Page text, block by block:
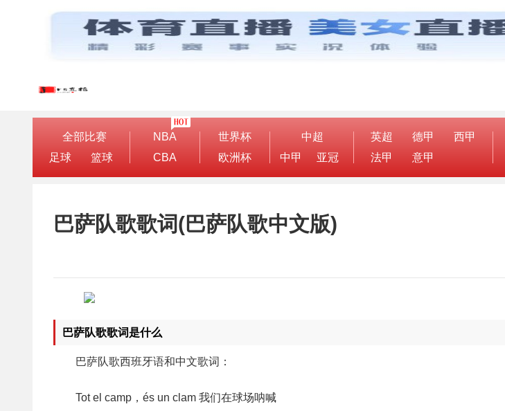
全部比赛
足球
篮球
NBA
CBA
世界杯
欧洲杯
中超
中甲
亚冠
英超 德甲
西甲
法甲
意甲
巴萨队歌歌词(巴萨队歌中文版)
巴萨队歌歌词是什么
巴萨队歌西班牙语和中文歌词：
Tot el camp，és un clam 我们在球场呐喊